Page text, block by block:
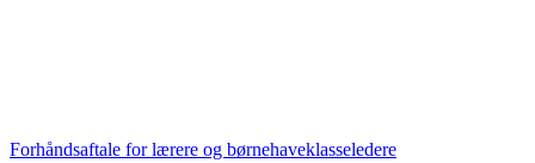
Forhåndsaftale for lærere og børnehaveklasseledere